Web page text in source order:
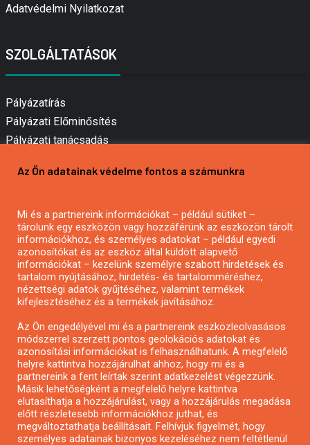
Adatvédelmi Nyilatkozat
SZOLGÁLTATÁSOK
Pályázatírás
Pályázati Előminősítés
Pályázati tanácsadás
Mezőgazdasági pályázatírás
Pályázatírás civil szervezeteknek
Pályázatírás önkormányzatoknak
Pályázatfigyelés
Specifikus pályázatfigyelés vagy hírlevél
Pályázatok magánszemélyeknek
Pályázatok civil szervezeteknek
Pályázatok vállalkozásoknak
Önkormányzati pályázatok
Mezőgazdasági pályázatok
Az Ön adatainak védelme fontos a számunkra
Mi és a partnereink információkat – például sütiket –
tárolunk egy eszközön vagy hozzáférünk az eszközön tárolt
információkhoz, és személyes adatokat – például egyedi
azonosítókat és az eszköz által küldött alapvető
információkat – kezelünk személyre szabott hirdetések és
tartalom nyújtásához, hirdetés- és tartalomméréshez,
nézettségi adatok gyűjtéséhez, valamint termékek
kifejlesztéséhez és a termékek javításához.
Az Ön engedélyével mi és a partnereink eszközleolvasásos
módszerrel szerzett pontos geolokációs adatokat és
azonosítási információkat is felhasználhatunk. A megfelelő
helyre kattintva hozzájárulhat ahhoz, hogy mi és a
partnereink a fent leírtak szerint adatkezelést végezzünk.
Másik lehetőségként a megfelelő helyre kattintva
elutasíthatja a hozzájárulást, vagy a hozzájárulás megadása
előtt részletesebb információkhoz juthat, és
megváltoztathatja beállításait. Felhívjuk figyelmét, hogy
személyes adatainak bizonyos kezeléséhez nem feltétlenül